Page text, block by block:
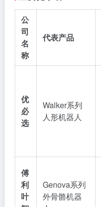
公
司
名
称
代表产品
优
必
选
Walker系列
人形机器人
傅
利
叶
Genova系列
外骨骼机器